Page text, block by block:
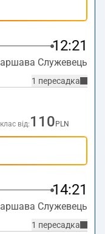
12:21
Служевець
1 пересадка
від: 110 PLN
14:21
Служевець
1 пересадка